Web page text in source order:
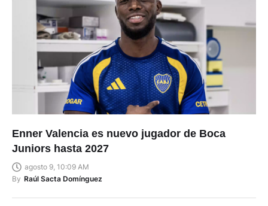
Enner Valencia es nuevo jugador de Boca
Juniors hasta 2027
agosto 9, 10:09 AM
By Raúl Sacta Domínguez